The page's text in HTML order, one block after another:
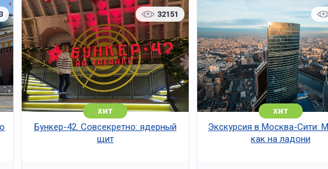
32151
хит
Бункер-42. Совсекретно: ядерный
щит
хит
Экскурсия в Москва-Сити:
как на ладони